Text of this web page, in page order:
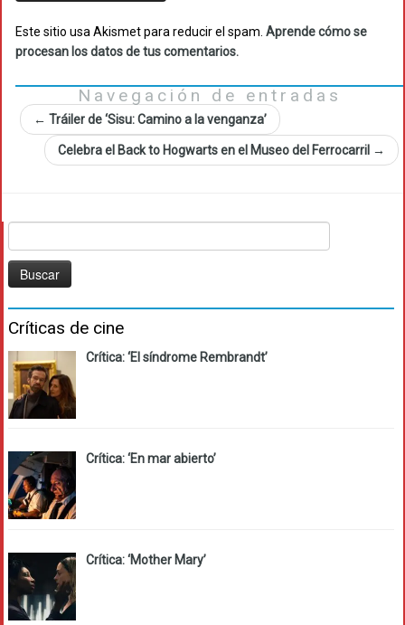
Este sitio usa Akismet para reducir el spam. Aprende cómo se
procesan los datos de tus comentarios.
Navegación de entradas
← Tráiler de ‘Sisu: Camino a la venganza’
Celebra el Back to Hogwarts en el Museo del Ferrocarril →
Críticas de cine
Crítica: ‘El síndrome Rembrandt’
Crítica: ‘En mar abierto’
Crítica: ‘Mother Mary’